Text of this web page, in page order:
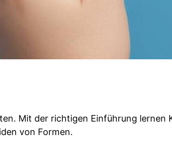
Mit der richtigen Einführung
von Formen.